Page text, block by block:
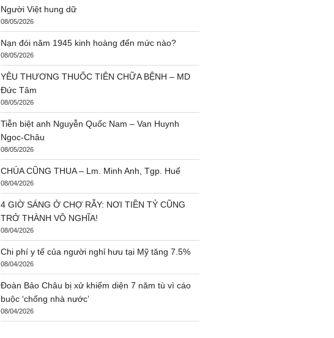
Người Việt hung dữ
08/05/2026
Nạn đói năm 1945 kinh hoàng đến mức nào?
08/05/2026
YÊU THƯƠNG THUỐC TIÊN CHỮA BỆNH – MD
Đức Tâm
08/05/2026
Tiễn biệt anh Nguyễn Quốc Nam – Van Huynh
Ngoc-Châu
08/05/2026
CHÚA CŨNG THUA – Lm. Minh Anh, Tgp. Huế
08/04/2026
4 GIỜ SÁNG Ở CHỢ RẪY: NƠI TIỀN TỶ CŨNG
TRỞ THÀNH VÔ NGHĨA!
08/04/2026
Chi phí y tế của người nghỉ hưu tại Mỹ tăng 7.5%
08/04/2026
Đoàn Bảo Châu bị xử khiếm diện 7 năm tù vì cáo
buộc ‘chống nhà nước’
08/04/2026